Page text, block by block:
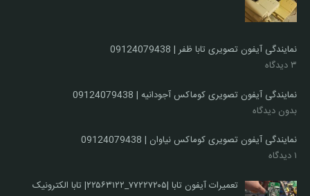
نمایندگی آیفون تصویری تابا ظفر | 09124079438
۳ دیدگاه
نمایندگی آیفون تصویری کوماکس آجودانیه | 09124079438
بدون دیدگاه
نمایندگی آیفون تصویری کوماکس نیاوان | 09124079438
۱ دیدگاه
تعمیرات آیفون تابا |۷۷۲۲۷۲۰۵_۲۲۵۶۳۱۲۲| تابا الکترونیک